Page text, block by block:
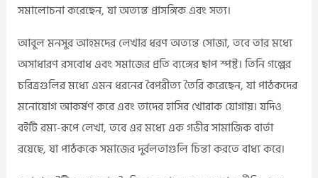
সমালোচনা করেছেন, যা অত্যন্ত প্রাসঙ্গিক এবং সত্য।
আবুল মনসুর আহমদের লেখার ধরণ অত্যন্ত সোজা, তবে তার মধ্যে
অসাধারণ রসবোধ এবং সমাজের প্রতি ব্যঙ্গের ছাপ স্পষ্ট। তিনি গল্পের
চরিত্রগুলির মধ্যে এমন ধরনের বৈপরীত্য তৈরি করেছেন, যা পাঠকদের
মনোযোগ আকর্ষণ করে এবং তাদের হাসির খোরাক যোগায়। যদিও
বইটি রম্য-রূপে লেখা, তবে এর মধ্যে এক গভীর সামাজিক বার্তা
রয়েছে, যা পাঠককে সমাজের দুর্বলতাগুলি চিন্তা করতে বাধ্য করে।